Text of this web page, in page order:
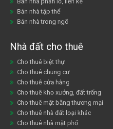
Bán nhà tập thể
Bán nhà trong ngõ
Nhà đất cho thuê
Cho thuê biệt thự
Cho thuê chung cư
Cho thuê cửa hàng
Cho thuê kho xưởng, đất trống
Cho thuê mặt bằng thương mại
Cho thuê nhà đất loại khác
Cho thuê nhà mặt phố